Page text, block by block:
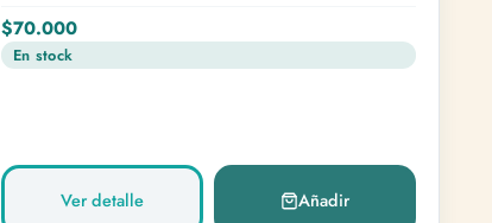
$70.000
En stock
Ver detalle Añadir